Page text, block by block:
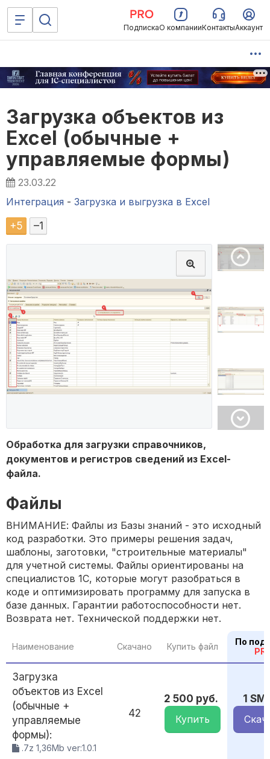
ПодпискаО компанииКонтактыАккаунт
Загрузка объектов из
Excel (обычные +
управляемые формы)
23.03.22
Интеграция - Загрузка и выгрузка в Excel
+5 –1
Обработка для загрузки справочников,
документов и регистров сведений из Excel-
файла.
Файлы
ВНИМАНИЕ: Файлы из Базы знаний - это исходный
код разработки. Это примеры решения задач,
шаблоны, заготовки, "строительные материалы"
для учетной системы. Файлы ориентированы на
специалистов 1С, которые могут разобраться в
коде и оптимизировать программу для запуска в
базе данных. Гарантии работоспособности нет.
Возврата нет. Технической поддержки нет.
Наименование Скачано Купить файл
По
Загрузка
объектов из Excel
(обычные +
управляемые
формы):
.7z 1,36Mb ver:1.0.1
42
2 500 руб.
Купить
1 SM